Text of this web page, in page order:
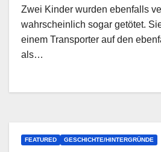
Zwei Kinder wurden ebenfalls
wahrscheinlich sogar getötet.
einem Transporter auf den
als…
FEATURED GESCHICHTE/HINTERGRÜNDE